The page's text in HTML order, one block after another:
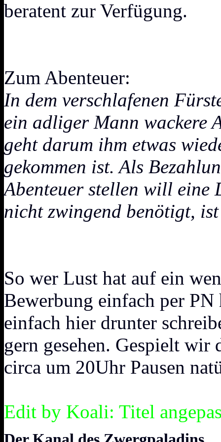
beratent zur Verfügung.
Zum Abenteuer:
In dem verschlafenen
ein adliger Mann wackere
geht darum ihm etwas
gekommen ist. Als
Abenteuer stellen will eine
nicht zwingend benötigt,
So wer Lust hat auf ein
Bewerbung einfach per
einfach hier drunter
gern gesehen. Gespielt
circa um 20Uhr Pausen
Edit by Koali: Titel